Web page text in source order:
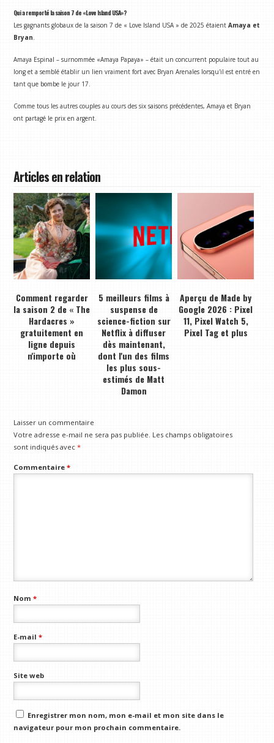
Qui a remporté la saison 7 de «Love Island USA»?
Les gagnants globaux de la saison 7 de « Love Island USA » de 2025 étaientAmaya et
Bryan.
Amaya Espinal – surnommée «Amaya Papaya» – était un concurrent populaire tout au
long et a semblé établir un lien vraiment fort avec Bryan Arenales lorsqu'il est entré en
tant que bombe le jour 17.
Comme tous les autres couples au cours des six saisons précédentes, Amaya et Bryan
ont partagé le prix en argent.
Articles en relation
Comment regarder
la saison 2 de « The
Hardacres »
gratuitement en
ligne depuis
n'importe où
5 meilleurs films à
suspense de
science-fiction sur
Netflix à diffuser
dès maintenant,
dont l'un des films
les plus sous-
estimés de Matt
Damon
Aperçu de Made by
Google 2026 : Pixel
11, Pixel Watch 5,
Pixel Tag et plus
Laisser un commentaire
Votre adresse e-mail ne sera pas publiée. Les champs obligatoires
sont indiqués avec*
Commentaire*
Nom*
E-mail*
Site web
Enregistrer mon nom, mon e-mail et mon site dans le
navigateur pour mon prochain commentaire.